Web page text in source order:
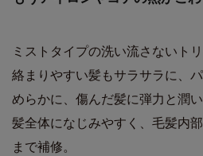
ミストタイプの洗い流さないトリ
絡まりやすい髪もサラサラに、
めらかに、傷んだ髪に弾力と潤い
髪全体になじみやすく、毛髪内
まで補修。